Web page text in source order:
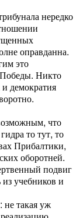
нередко
оправданна.
это
Победы. Никто
демократия
что
то тут, то
Прибалтики,
оборотней.
подвиг
из учебников и
не такая уж